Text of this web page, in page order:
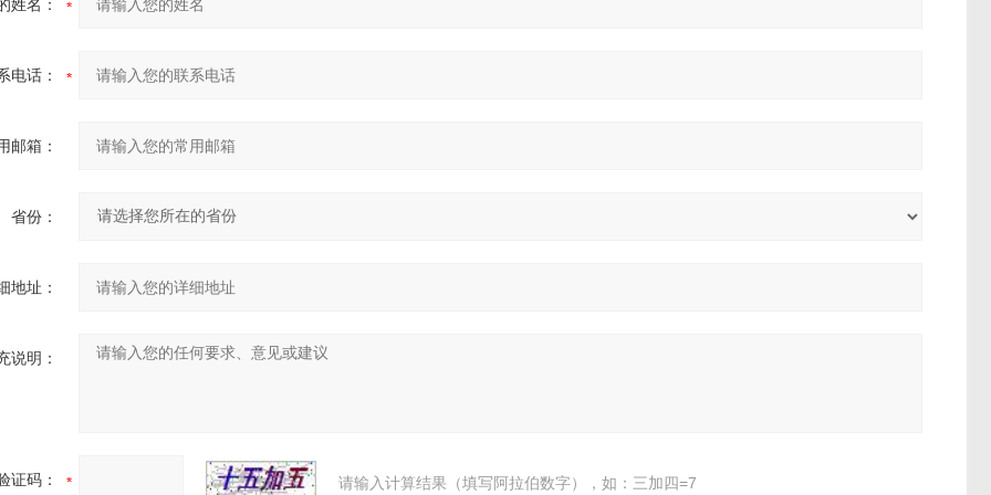
姓名：
电话：
邮箱：
省份：
地址：
说明：
证码： 请输入计算结果（填写阿拉伯数字），如：三加四=7